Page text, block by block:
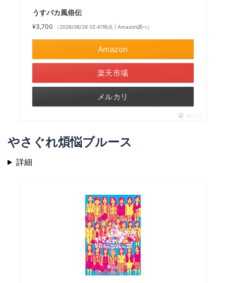
うすバカ風俗伝
¥3,700 （2026/06/28 02:47時点 | Amazon調べ）
Amazon
楽天市場
メルカリ
ポチップ
やさぐれ煩悩ブルース
詳細